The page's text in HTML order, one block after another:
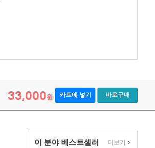
33,000원 카트에 넣기 바로구매
이 분야 베스트셀러 더보기